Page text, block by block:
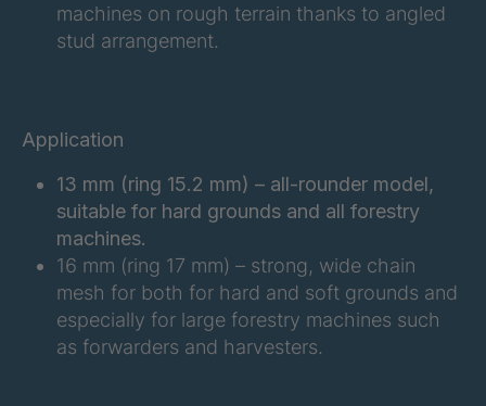
FGP 220 3/3 4046185
FGP 267 3/3 4064264
FGP 232 3/3 4064461
FGP 206 3/3 4099198
machines on rough terrain thanks to angled
stud arrangement.
Application
13 mm (ring 15.2 mm) – all-rounder model,
suitable for hard grounds and all forestry
machines.
16 mm (ring 17 mm) – strong, wide chain
mesh for both for hard and soft grounds and
especially for large forestry machines such
as forwarders and harvesters.